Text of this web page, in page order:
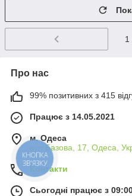
1
Про нас
99% позитивних з 415
Працює з 14.05.2021
м. Одеса
вул.Базова, 17, Одеса,
Контакти
Сьогодні працює з
КНОПКА
ЗВ'ЯЗКУ